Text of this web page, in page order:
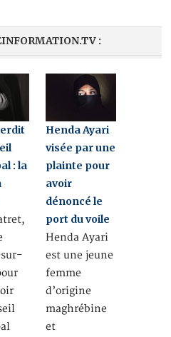
:
: la
Henda Ayari
visée par une
plainte pour
avoir
dénoncé le
port du voile
Henda Ayari
est une jeune
femme
d’origine
maghrébine
et